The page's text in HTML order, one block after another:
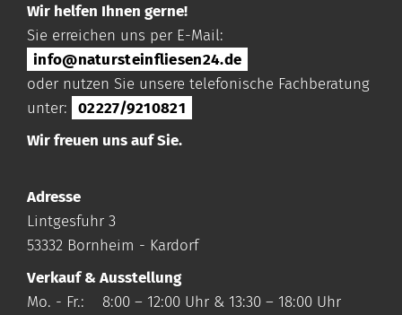
Wir helfen Ihnen gerne!
Sie erreichen uns per E-Mail:
info@natursteinfliesen24.de
oder nutzen Sie unsere telefonische Fachberatung
unter:
02227/9210821
Wir freuen uns auf Sie.
Adresse
Lintgesfuhr 3
53332 Bornheim - Kardorf
Verkauf & Ausstellung
Mo. - Fr.: 8:00 – 12:00 Uhr & 13:30 – 18:00 Uhr